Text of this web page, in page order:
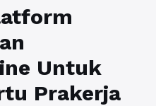
Untuk
Prakerja